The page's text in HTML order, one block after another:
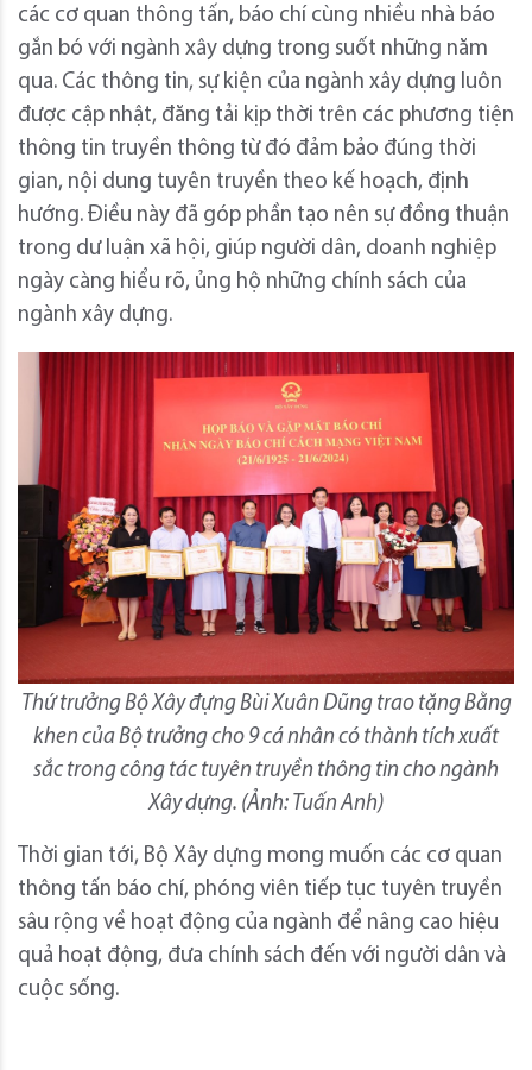
các cơ quan thông tấn, báo chí cùng nhiều nhà báo
gắn bó với ngành xây dựng trong suốt những năm
qua. Các thông tin, sự kiện của ngành xây dựng luôn
được cập nhật, đăng tải kịp thời trên các phương tiện
thông tin truyền thông từ đó đảm bảo đúng thời
gian, nội dung tuyên truyền theo kế hoạch, định
hướng. Điều này đã góp phần tạo nên sự đồng thuận
trong dư luận xã hội, giúp người dân, doanh nghiệp
ngày càng hiểu rõ, ủng hộ những chính sách của
ngành xây dựng.
Thứ trưởng Bộ Xây đựng Bùi Xuân Dũng trao tặng Bằng
khen của Bộ trưởng cho 9 cá nhân có thành tích xuất
sắc trong công tác tuyên truyền thông tin cho ngành
Xây dựng. (Ảnh: Tuấn Anh)
Thời gian tới, Bộ Xây dựng mong muốn các cơ quan
thông tấn báo chí, phóng viên tiếp tục tuyên truyền
sâu rộng về hoạt động của ngành để nâng cao hiệu
quả hoạt động, đưa chính sách đến với người dân và
cuộc sống.